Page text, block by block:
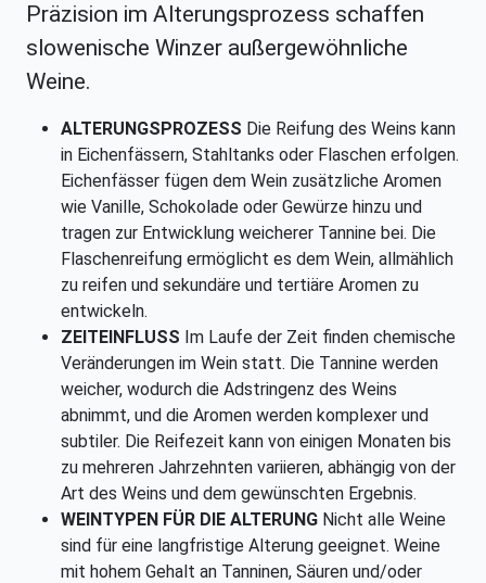
Präzision im Alterungsprozess schaffen
slowenische Winzer außergewöhnliche
Weine.
ALTERUNGSPROZESS Die Reifung des Weins kann
in Eichenfässern, Stahltanks oder Flaschen erfolgen.
Eichenfässer fügen dem Wein zusätzliche Aromen
wie Vanille, Schokolade oder Gewürze hinzu und
tragen zur Entwicklung weicherer Tannine bei. Die
Flaschenreifung ermöglicht es dem Wein, allmählich
zu reifen und sekundäre und tertiäre Aromen zu
entwickeln.
ZEITEINFLUSS Im Laufe der Zeit finden chemische
Veränderungen im Wein statt. Die Tannine werden
weicher, wodurch die Adstringenz des Weins
abnimmt, und die Aromen werden komplexer und
subtiler. Die Reifezeit kann von einigen Monaten bis
zu mehreren Jahrzehnten variieren, abhängig von der
Art des Weins und dem gewünschten Ergebnis.
WEINTYPEN FÜR DIE ALTERUNG Nicht alle Weine
sind für eine langfristige Alterung geeignet. Weine
mit hohem Gehalt an Tanninen, Säuren und/oder